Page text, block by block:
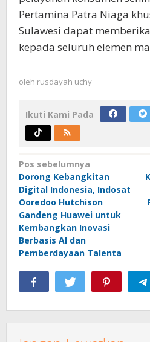
Pertamina Patra Niaga
Sulawesi dapat
kepada seluruh elemen
oleh rusdayah uchy
Ikuti Kami Pada
Navigasi
pos
Pos sebelumnya
Dorong Kebangkitan
Digital Indonesia, Indosat
Ooredoo Hutchison
Gandeng Huawei untuk
Kembangkan Inovasi
Berbasis AI dan
Pemberdayaan Talenta